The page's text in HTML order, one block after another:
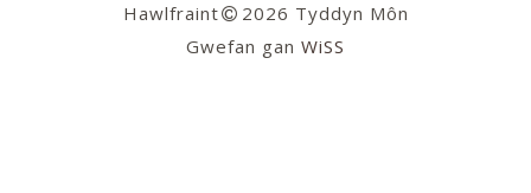
Hawlfraint
2026 Tyddyn Môn
Gwefan ganWiSS